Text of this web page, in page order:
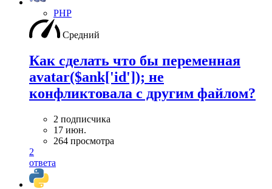
PHP
Средний
Как сделать что бы переменная
avatar($ank['id']); не
конфликтовала с другим файлом?
2 подписчика
17 июн.
264 просмотра
2
ответа